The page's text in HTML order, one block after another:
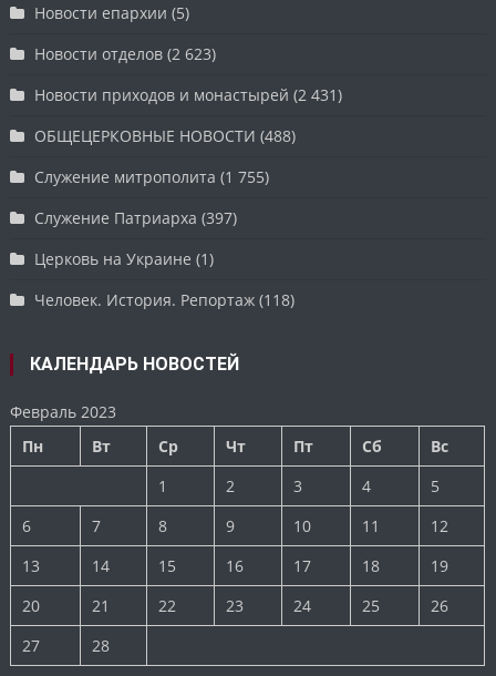
Новости епархии (5)
Новости отделов (2 623)
Новости приходов и монастырей (2 431)
ОБЩЕЦЕРКОВНЫЕ НОВОСТИ (488)
Служение митрополита (1 755)
Служение Патриарха (397)
Церковь на Украине (1)
Человек. История. Репортаж (118)
КАЛЕНДАРЬ НОВОСТЕЙ
Февраль 2023
Пн
Вт Ср Чт Пт Сб
Вс
1
2 3 4
5
6
7 8 9 10 11
12
13
14 15 16 17 18
19
20
21 22 23 24 25
26
27
28